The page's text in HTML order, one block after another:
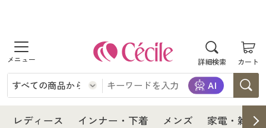
詳細検索 カート
商品を探す
レディース
インナー・下着
レディース インナー・下着 メンズ 家電・雑貨
レディース
レディース通販すべて
レディースファッション
インナー・下着
インナー・下着通販すべて
メンズ